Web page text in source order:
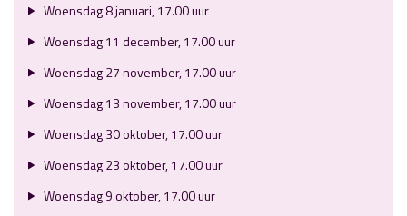
Woensdag 8 januari, 17.00 uur
Woensdag 11 december, 17.00 uur
Woensdag 27 november, 17.00 uur
Woensdag 13 november, 17.00 uur
Woensdag 30 oktober, 17.00 uur
Woensdag 23 oktober, 17.00 uur
Woensdag 9 oktober, 17.00 uur